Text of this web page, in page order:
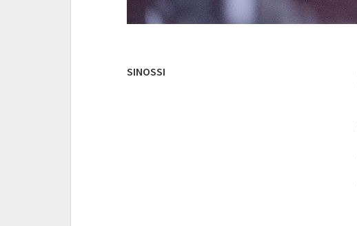
SINOSSI